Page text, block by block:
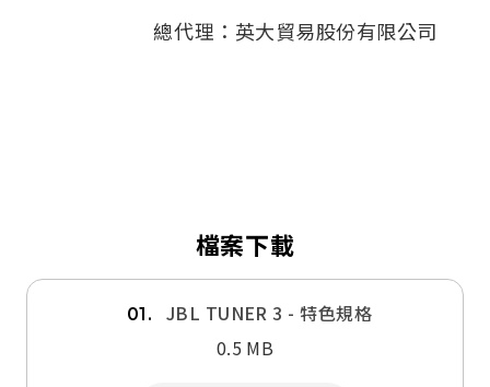
總代理：英大貿易股份有限公司
檔案下載
01.
JBL TUNER 3 - 特色規格
0.5 MB